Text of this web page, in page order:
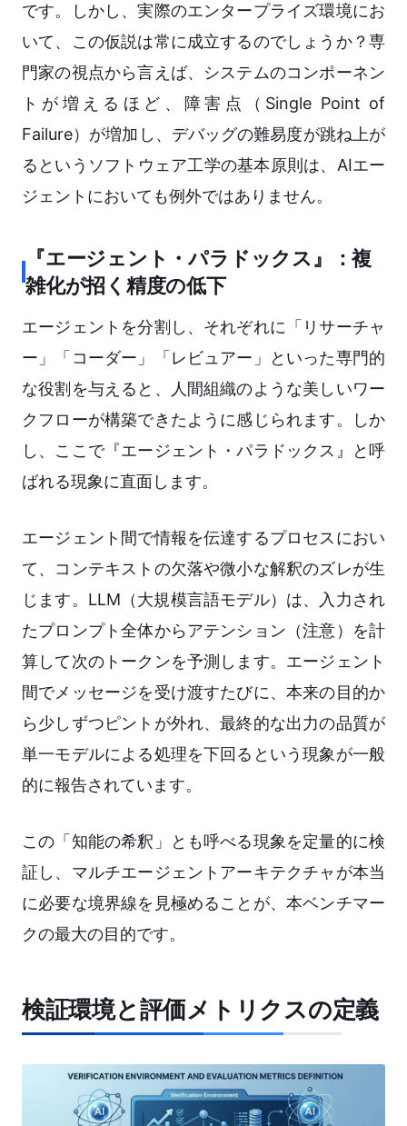
です。しかし、実際のエンタープライズ環境にお
いて、この仮説は常に成立するのでしょうか？専
門家の視点から言えば、システムのコンポーネン
トが増えるほど、障害点（Single Point of
Failure）が増加し、デバッグの難易度が跳ね上が
るというソフトウェア工学の基本原則は、AIエー
ジェントにおいても例外ではありません。
『エージェント・パラドックス』：複
雑化が招く精度の低下
エージェントを分割し、それぞれに「リサーチャ
ー」「コーダー」「レビュアー」といった専門的
な役割を与えると、人間組織のような美しいワー
クフローが構築できたように感じられます。しか
し、ここで『エージェント・パラドックス』と呼
ばれる現象に直面します。
エージェント間で情報を伝達するプロセスにおい
て、コンテキストの欠落や微小な解釈のズレが生
じます。LLM（大規模言語モデル）は、入力され
たプロンプト全体からアテンション（注意）を計
算して次のトークンを予測します。エージェント
間でメッセージを受け渡すたびに、本来の目的か
ら少しずつピントが外れ、最終的な出力の品質が
単一モデルによる処理を下回るという現象が一般
的に報告されています。
この「知能の希釈」とも呼べる現象を定量的に検
証し、マルチエージェントアーキテクチャが本当
に必要な境界線を見極めることが、本ベンチマー
クの最大の目的です。
検証環境と評価メトリクスの定義